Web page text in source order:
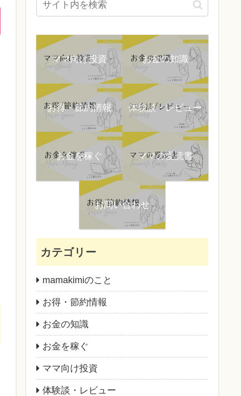
ママ向け投資 お金の知識
お得・節約情報 体験談・レビュー
お金を稼ぐ ママの愛読書
お問い合わせ
カテゴリー
mamakimiのこと
お得・節約情報
お金の知識
お金を稼ぐ
ママ向け投資
体験談・レビュー